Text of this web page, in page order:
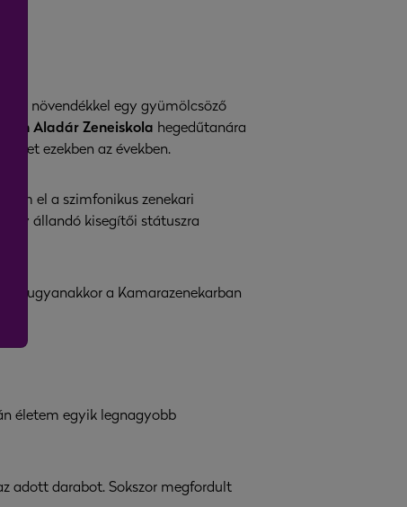
növendékkel egy gyümölcsöző
Tóth Aladár Zeneiskola hegedűtanára
ezekben az években.
el a szimfonikus zenekari
állandó kisegítői státuszra
ugyanakkor a Kamarazenekarban
életem egyik legnagyobb
adott darabot. Sokszor megfordult